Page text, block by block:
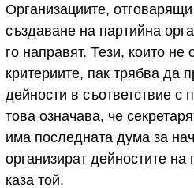
Организациите,
създаване на партийна
го направят. Тези, които не
критериите, пак трябва да
дейности в съответствие с
това означава, че
има последната дума за
организират дейностите на
каза той.